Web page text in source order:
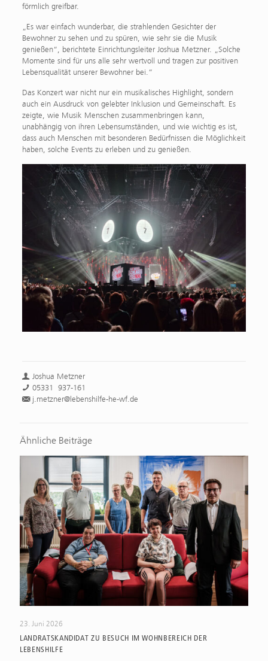
förmlich greifbar.
„Es war einfach wunderbar, die strahlenden Gesichter der
Bewohner zu sehen und zu spüren, wie sehr sie die Musik
genießen“, berichtete Einrichtungsleiter Joshua Metzner. „Solche
Momente sind für uns alle sehr wertvoll und tragen zur positiven
Lebensqualität unserer Bewohner bei.“
Das Konzert war nicht nur ein musikalisches Highlight, sondern
auch ein Ausdruck von gelebter Inklusion und Gemeinschaft. Es
zeigte, wie Musik Menschen zusammenbringen kann,
unabhängig von ihren Lebensumständen, und wie wichtig es ist,
dass auch Menschen mit besonderen Bedürfnissen die Möglichkeit
haben, solche Events zu erleben und zu genießen.
Joshua Metzner
05331 937-161
j.metzner@lebenshilfe-he-wf.de
Ähnliche Beiträge
23. Juni 2026
LANDRATSKANDIDAT ZU BESUCH IM WOHNBEREICH DER
LEBENSHILFE